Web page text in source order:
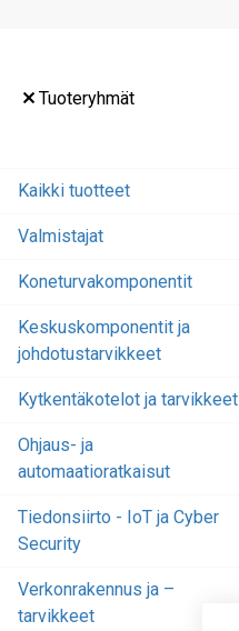
Tuoteryhmät
Kaikki tuotteet
Valmistajat
Koneturvakomponentit
Keskuskomponentit ja
johdotustarvikkeet
Kytkentäkotelot ja tarvikkeet
Ohjaus- ja
automaatioratkaisut
Tiedonsiirto - IoT ja Cyber
Security
Verkonrakennus ja –
tarvikkeet